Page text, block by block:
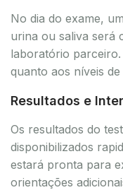
No dia do exame,
urina ou saliva será
laboratório parceiro.
quanto aos níveis
Resultados e
Os resultados do
disponibilizados
estará pronta para
orientações